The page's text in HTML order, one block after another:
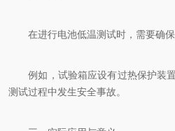
在进行电池低温测试时，需要确保
例如，试验箱应设有过热保护装置
测试过程中发生安全事故。